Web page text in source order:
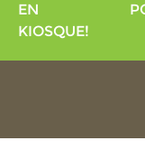
EN
KIOSQUE!